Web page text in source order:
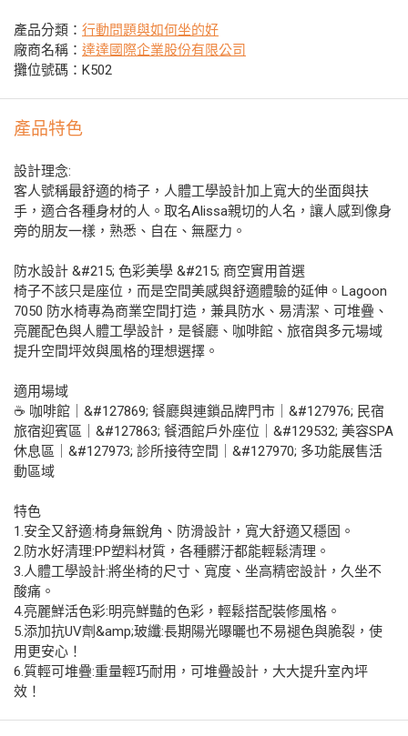
產品分類： 行動問題與如何坐的好
廠商名稱： 達達國際企業股份有限公司
攤位號碼：K502
產品特色
設計理念:
客人號稱最舒適的椅子，人體工學設計加上寬大的坐面與扶
手，適合各種身材的人。取名Alissa親切的人名，讓人感到像身
旁的朋友一樣，熟悉、自在、無壓力。
防水設計 &#215; 色彩美學 &#215; 商空實用首選
椅子不該只是座位，而是空間美感與舒適體驗的延伸。Lagoon
7050 防水椅專為商業空間打造，兼具防水、易清潔、可堆疊、
亮麗配色與人體工學設計，是餐廳、咖啡館、旅宿與多元場域
提升空間坪效與風格的理想選擇。
適用場域
☕ 咖啡館｜&#127869;️ 餐廳與連鎖品牌門市｜&#127976; 民宿
旅宿迎賓區｜&#127863; 餐酒館戶外座位｜&#129532; 美容SPA
休息區｜&#127973; 診所接待空間｜&#127970; 多功能展售活
動區域
特色
1.安全又舒適:椅身無銳角、防滑設計，寬大舒適又穩固。
2.防水好清理:PP塑料材質，各種髒汙都能輕鬆清理。
3.人體工學設計:將坐椅的尺寸、寬度、坐高精密設計，久坐不
酸痛。
4.亮麗鮮活色彩:明亮鮮豔的色彩，輕鬆搭配裝修風格。
5.添加抗UV劑&amp;玻纖:長期陽光曝曬也不易褪色與脆裂，使
用更安心！
6.質輕可堆疊:重量輕巧耐用，可堆疊設計，大大提升室內坪
效！